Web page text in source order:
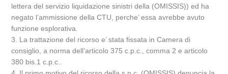
lettera del servizio liquidazione sinistri della (OMISSIS)) ed ha
negato l’ammissione della CTU, perche’ essa avrebbe avuto
funzione esplorativa.
3. La trattazione del ricorso e’ stata fissata in Camera di
consiglio, a norma dell’articolo 375 c.p.c., comma 2 e articolo
380 bis.1 c.p.c..